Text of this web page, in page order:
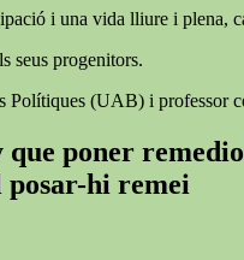
i una vida lliure i plena,
seus progenitors.
Polítiques (UAB) i professor
poner remedio
hi remei